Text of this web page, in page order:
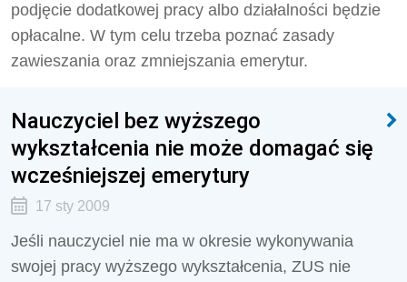
podjęcie dodatkowej pracy albo działalności będzie
opłacalne. W tym celu trzeba poznać zasady
zawieszania oraz zmniejszania emerytur.
Nauczyciel bez wyższego
wykształcenia nie może domagać się
wcześniejszej emerytury
17 sty 2009
Jeśli nauczyciel nie ma w okresie wykonywania
swojej pracy wyższego wykształcenia, ZUS nie